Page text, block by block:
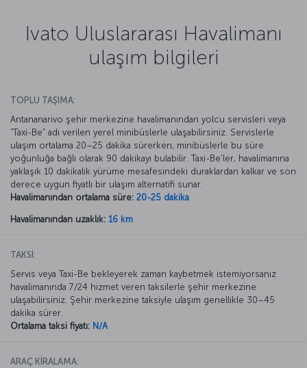
Ivato Uluslararası Havalimanı
ulaşım bilgileri
TOPLU TAŞIMA:
Antananarivo şehir merkezine havalimanından yolcu servisleri veya
“Taxi-Be” adı verilen yerel minibüslerle ulaşabilirsiniz. Servislerle
ulaşım ortalama 20–25 dakika sürerken, minibüslerle bu süre
yoğunluğa bağlı olarak 90 dakikayı bulabilir. Taxi-Be’ler, havalimanına
yaklaşık 10 dakikalık yürüme mesafesindeki duraklardan kalkar ve son
derece uygun fiyatlı bir ulaşım alternatifi sunar.
Havalimanından ortalama süre: 20-25 dakika
Havalimanından uzaklık: 16 km
TAKSİ:
Servis veya Taxi-Be bekleyerek zaman kaybetmek istemiyorsanız
havalimanında 7/24 hizmet veren taksilerle şehir merkezine
ulaşabilirsiniz. Şehir merkezine taksiyle ulaşım genellikle 30–45
dakika sürer.
Ortalama taksi fiyatı: N/A
ARAÇ KİRALAMA: